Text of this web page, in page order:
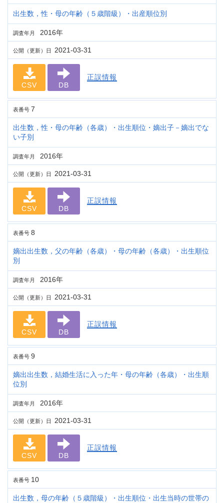
出生数，性・母の年齢（５歳階級）・出産順位別
調査年月 2016年
公開（更新）日 2021-03-31
CSV DB
正誤情報
表番号 7
出生数，性・母の年齢（各歳）・出生順位・嫡出子－嫡出でな
い子別
調査年月 2016年
公開（更新）日 2021-03-31
CSV DB
正誤情報
表番号 8
嫡出出生数，父の年齢（各歳）・母の年齢（各歳）・出生順位
別
調査年月 2016年
公開（更新）日 2021-03-31
CSV DB
正誤情報
表番号 9
嫡出出生数，結婚生活に入った年・母の年齢（各歳）・出生順
位別
調査年月 2016年
公開（更新）日 2021-03-31
CSV DB
正誤情報
表番号 10
出生数，母の年齢（５歳階級）・出生順位・出生当時の世帯の